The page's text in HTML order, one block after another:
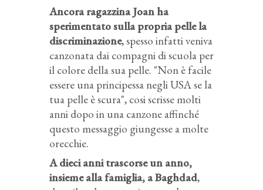
Ancora ragazzina Joan ha
sperimentato sulla propria pelle la
discriminazione, spesso infatti veniva
canzonata dai compagni di scuola per
il colore della sua pelle. "Non è facile
essere una principessa negli USA se la
tua pelle è scura", cosi scrisse molti
anni dopo in una canzone affinché
questo messaggio giungesse a molte
orecchie.
A dieci anni trascorse un anno,
insieme alla famiglia, a Baghdad,